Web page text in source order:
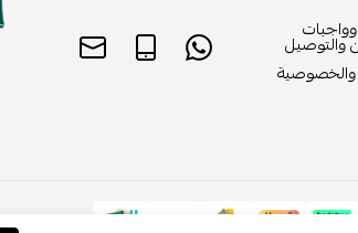
والتوصيل
والخصوصية